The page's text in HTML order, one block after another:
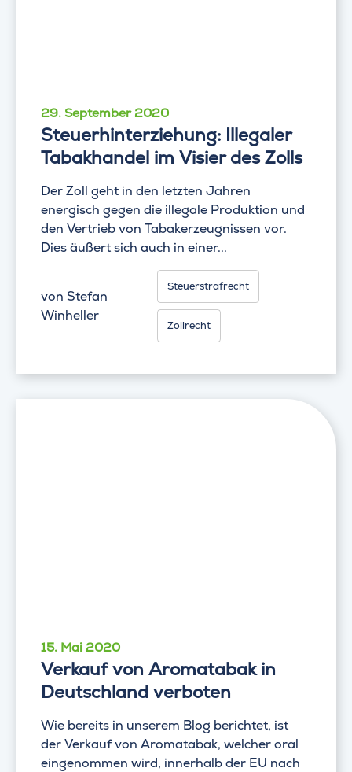
29. September 2020
Steuerhinterziehung: Illegaler
Tabakhandel im Visier des Zolls
Der Zoll geht in den letzten Jahren
energisch gegen die illegale Produktion und
den Vertrieb von Tabakerzeugnissen vor.
Dies äußert sich auch in einer...
von Stefan
Winheller
Steuerstrafrecht
Zollrecht
15. Mai 2020
Verkauf von Aromatabak in
Deutschland verboten
Wie bereits in unserem Blog berichtet, ist
der Verkauf von Aromatabak, welcher oral
eingenommen wird, innerhalb der EU nach